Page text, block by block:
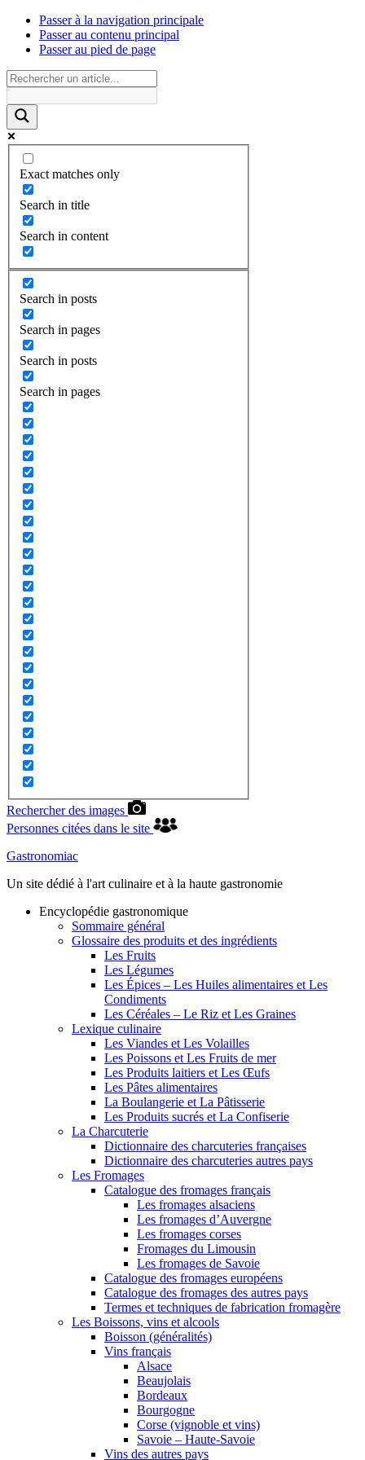
Passer à la navigation principale
Passer au contenu principal
Passer au pied de page
Exact matches only
Search in title
Search in content
Search in posts
Search in pages
Search in posts
Search in pages
Rechercher des images
Personnes citées dans le site
Gastronomiac
Un site dédié à l'art culinaire et à la haute gastronomie
Encyclopédie gastronomique
Sommaire général
Glossaire des produits et des ingrédients
Les Fruits
Les Légumes
Les Épices – Les Huiles alimentaires et Les
Condiments
Les Céréales – Le Riz et Les Graines
Lexique culinaire
Les Viandes et Les Volailles
Les Poissons et Les Fruits de mer
Les Produits laitiers et Les Œufs
Les Pâtes alimentaires
La Boulangerie et La Pâtisserie
Les Produits sucrés et La Confiserie
La Charcuterie
Dictionnaire des charcuteries françaises
Dictionnaire des charcuteries autres pays
Les Fromages
Catalogue des fromages français
Les fromages alsaciens
Les fromages d’Auvergne
Les fromages corses
Fromages du Limousin
Les fromages de Savoie
Catalogue des fromages européens
Catalogue des fromages des autres pays
Termes et techniques de fabrication fromagère
Les Boissons, vins et alcools
Boisson (généralités)
Vins français
Alsace
Beaujolais
Bordeaux
Bourgogne
Corse (vignoble et vins)
Savoie – Haute-Savoie
Vins des autres pays